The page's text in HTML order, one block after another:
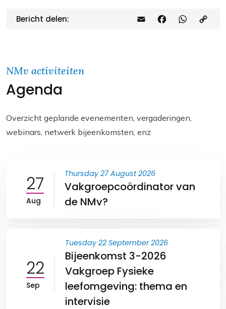
Bericht delen:
o
p
NMv activiteiten
Agenda
Overzicht geplande evenementen, vergaderingen,
webinars, netwerk bijeenkomsten, enz
27
Aug
Thursday 27 August 2026
Vakgroepcoördinator van
de NMv?
22
Sep
Tuesday 22 September 2026
Bijeenkomst 3-2026
Vakgroep Fysieke
leefomgeving: thema en
intervisie